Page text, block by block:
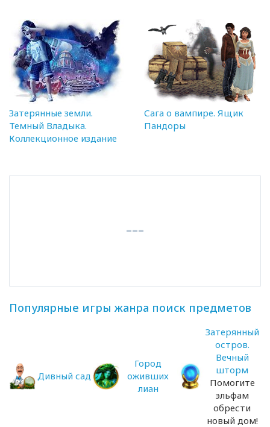
Затерянные земли.
Темный Владыка.
Коллекционное издание
Сага о вампире. Ящик
Пандоры
Популярные игры жанра поиск предметов
Дивный сад
Город
оживших
лиан
Затерянный
остров.
Вечный
шторм
Помогите
эльфам
обрести
новый дом!